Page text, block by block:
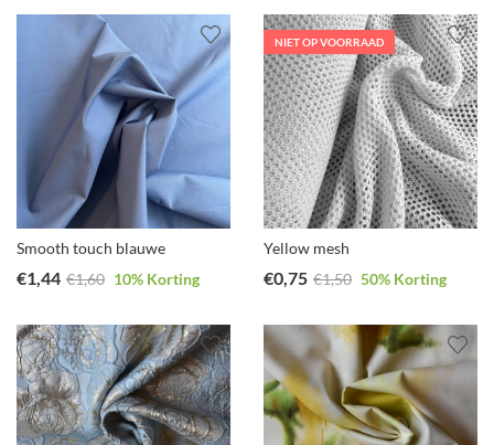
Smooth touch blauwe
€1,44 €1,60 10% Korting
NIET OP VOORRAAD
Yellow mesh
€0,75 €1,50 50% Korting